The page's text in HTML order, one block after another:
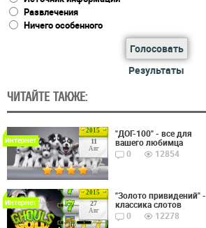
Развлечения
Ничего особенного
Голосовать
Результаты
ЧИТАЙТЕ ТАКЖЕ:
2015
11
Авг
Интернет
"ДОГ-100" - все для
вашего любимца
0
12854
2015
27
Авг
Интернет
"Золото привидений" -
классика слотов
0
12278